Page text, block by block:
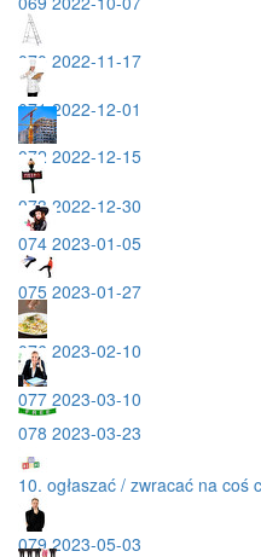
070 2022-11-17
071 2022-12-01
072 2022-12-15
073 2022-12-30
074 2023-01-05
075 2023-01-27
076 2023-02-10
077 2023-03-10
078 2023-03-23
10. ogłaszać / zwracać na coś
079 2023-05-03